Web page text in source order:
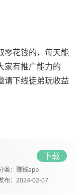
零花钱的，每天能
家有推广能力的
请下线徒弟玩收益
下载
类： 赚钱app
布： 2024-02-07